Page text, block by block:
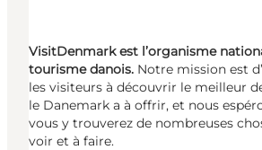
VisitDenmark est l’organisme
tourisme danois. Notre mission est
les visiteurs à découvrir le meilleur
le Danemark a à offrir, et nous
vous y trouverez de nombreuses
voir et à faire.